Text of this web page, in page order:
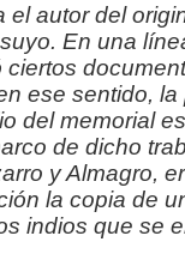
autor del
En una
ese sentido, la
del memorial
de dicho
y Almagro,
la copia de
indios que se